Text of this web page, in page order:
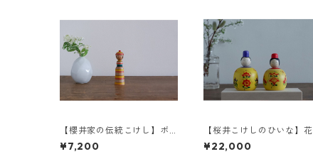
【櫻井家の伝統こけし】ボ
ンボンニット帽 8-h〈山
桜〉
¥7,200
【桜井こけしのひいな】花
円 こけし模様 2-c
¥22,000